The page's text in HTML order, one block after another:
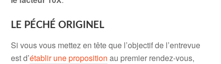
LE PÉCHÉ ORIGINEL
Si vous vous mettez en tête que l’objectif de l’entrevue
est d’établir une proposition au premier rendez-vous,